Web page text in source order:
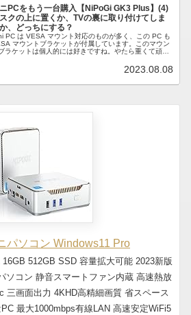
PCをもう一台購入【NiPoGi GK3 Plus】(4)
クの上に置くか、TVの裏に取り付けてしま
、どっちにする？
PC は VESA マウント対応のものが多く、この PC も
マウントブラケットが付属しています。このマウン
ラケットは個人的には好きですね。やたら重くて頑丈
2023.08.08
パソコン Windows11 Pro
512GB SSD 容量拡大可能 2023新版
ソコン 静音スマートファン内蔵 高速熱放
三画面出力 4KHD高精細画質 省スペース
最大1000mbps有線LAN 高速安定WiFi5